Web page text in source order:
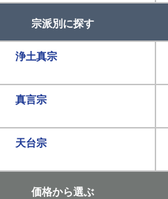
宗派別に探す
浄土真宗
真言宗
天台宗
価格から選ぶ